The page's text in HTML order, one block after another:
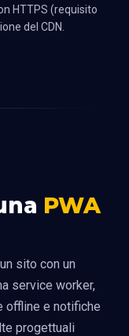
HTTPS (requisito
del CDN.
PWA
sito con un
service worker,
offline e notifiche
progettuali